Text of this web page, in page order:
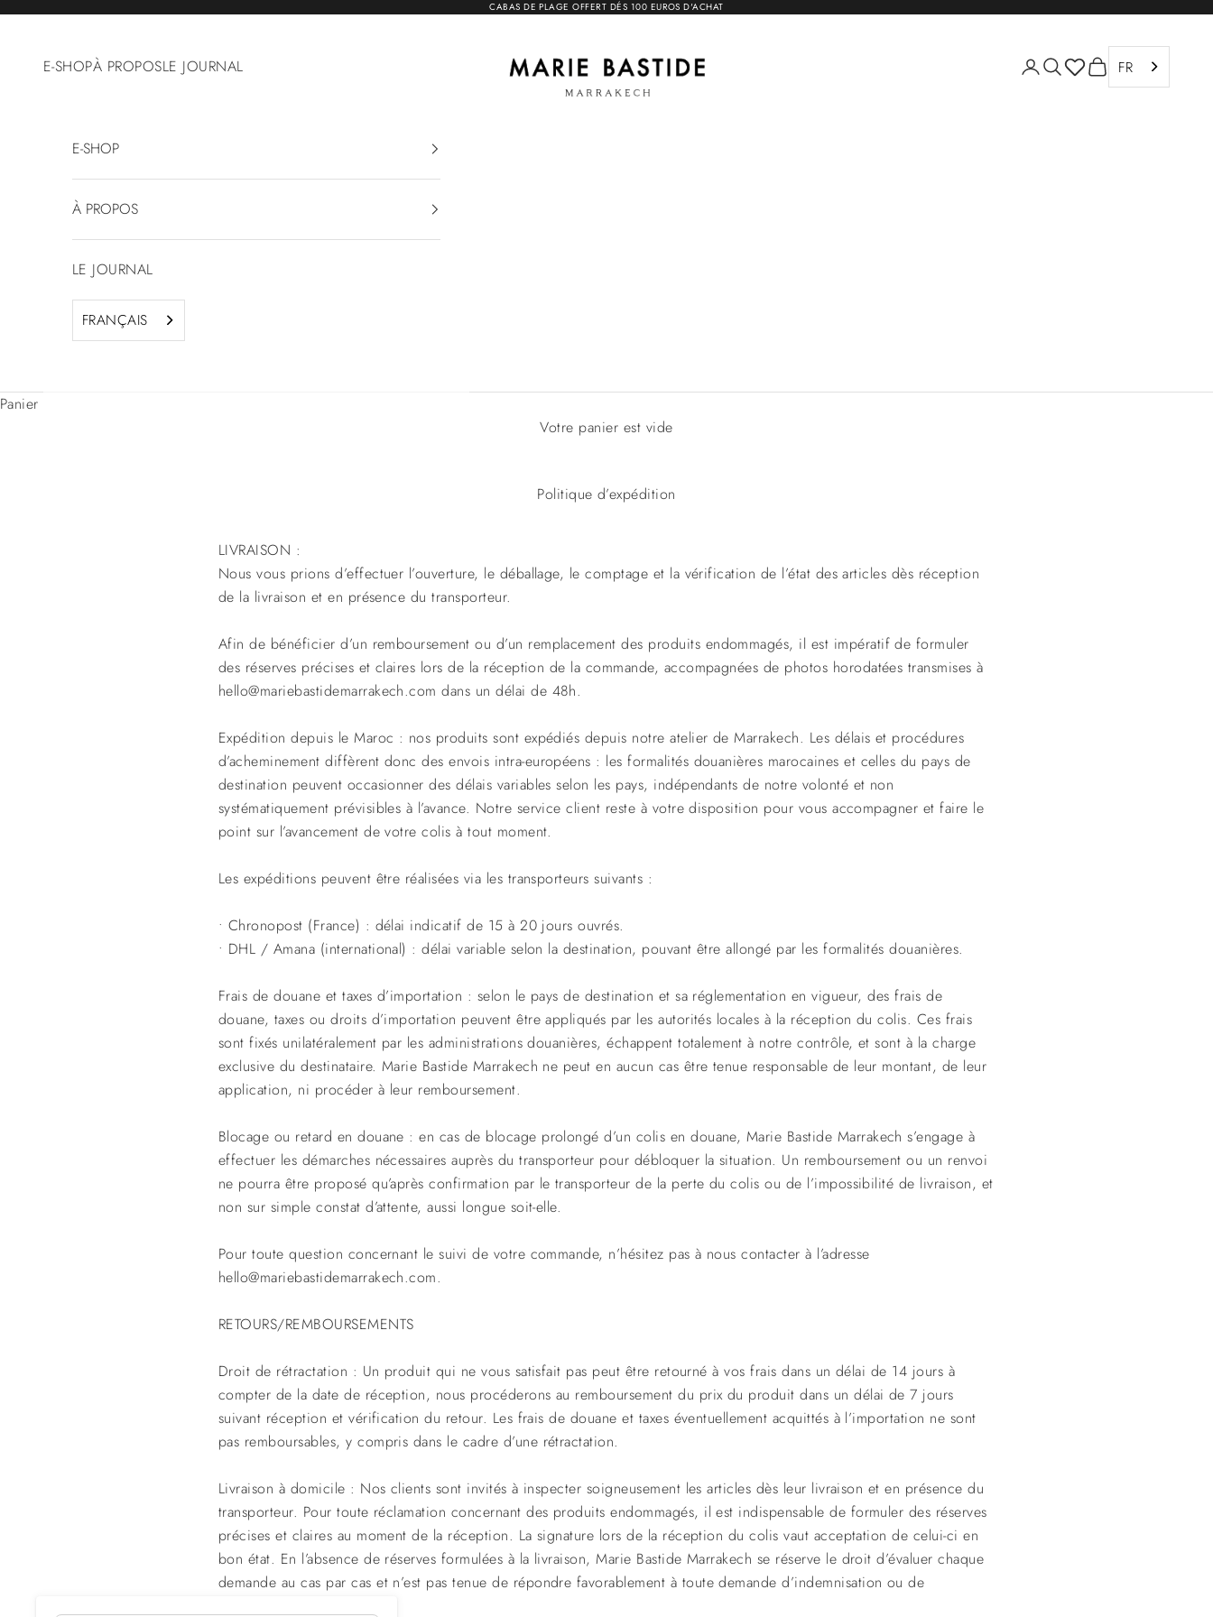
Passer au contenu CABAS DE PLAGE OFFERT DÉS 100 EUROS D'ACHAT
E-SHOPÀ PROPOSLE JOURNAL Ouvrir le compte utilisation
Ouvrir la recherche
Voir le panier
FR
E-SHOP
À PROPOS
LE JOURNAL
FRANÇAIS
Panier
Votre panier est vide
Politique d’expédition
LIVRAISON :
Nous vous prions d’effectuer l’ouverture, le déballage, le comptage et la vérification de l’état des articles dès réception
de la livraison et en présence du transporteur.
Afin de bénéficier d’un remboursement ou d’un remplacement des produits endommagés, il est impératif de formuler
des réserves précises et claires lors de la réception de la commande, accompagnées de photos horodatées transmises à
hello@mariebastidemarrakech.com dans un délai de 48h.
Expédition depuis le Maroc : nos produits sont expédiés depuis notre atelier de Marrakech. Les délais et procédures
d’acheminement diffèrent donc des envois intra-européens : les formalités douanières marocaines et celles du pays de
destination peuvent occasionner des délais variables selon les pays, indépendants de notre volonté et non
systématiquement prévisibles à l’avance. Notre service client reste à votre disposition pour vous accompagner et faire le
point sur l’avancement de votre colis à tout moment.
Les expéditions peuvent être réalisées via les transporteurs suivants :
• Chronopost (France) : délai indicatif de 15 à 20 jours ouvrés.
• DHL / Amana (international) : délai variable selon la destination, pouvant être allongé par les formalités douanières.
Frais de douane et taxes d’importation : selon le pays de destination et sa réglementation en vigueur, des frais de
douane, taxes ou droits d’importation peuvent être appliqués par les autorités locales à la réception du colis. Ces frais
sont fixés unilatéralement par les administrations douanières, échappent totalement à notre contrôle, et sont à la charge
exclusive du destinataire. Marie Bastide Marrakech ne peut en aucun cas être tenue responsable de leur montant, de leur
application, ni procéder à leur remboursement.
Blocage ou retard en douane : en cas de blocage prolongé d’un colis en douane, Marie Bastide Marrakech s’engage à
effectuer les démarches nécessaires auprès du transporteur pour débloquer la situation. Un remboursement ou un renvoi
ne pourra être proposé qu’après confirmation par le transporteur de la perte du colis ou de l’impossibilité de livraison, et
non sur simple constat d’attente, aussi longue soit-elle.
Pour toute question concernant le suivi de votre commande, n’hésitez pas à nous contacter à l’adresse
hello@mariebastidemarrakech.com.
RETOURS/REMBOURSEMENTS
Droit de rétractation : Un produit qui ne vous satisfait pas peut être retourné à vos frais dans un délai de 14 jours à
compter de la date de réception, nous procéderons au remboursement du prix du produit dans un délai de 7 jours
suivant réception et vérification du retour. Les frais de douane et taxes éventuellement acquittés à l’importation ne sont
pas remboursables, y compris dans le cadre d’une rétractation.
Livraison à domicile : Nos clients sont invités à inspecter soigneusement les articles dès leur livraison et en présence du
transporteur. Pour toute réclamation concernant des produits endommagés, il est indispensable de formuler des réserves
précises et claires au moment de la réception. La signature lors de la réception du colis vaut acceptation de celui-ci en
bon état. En l’absence de réserves formulées à la livraison, Marie Bastide Marrakech se réserve le droit d’évaluer chaque
demande au cas par cas et n’est pas tenue de répondre favorablement à toute demande d’indemnisation ou de